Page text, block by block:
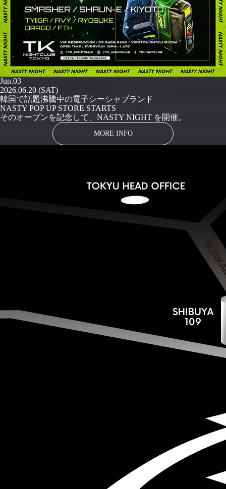
Jun.03
2026.06.20 (SAT)
韓国で話題沸騰中の電子シーシャブランド
NASTY POP UP STORE STARTS
そのオープンを記念して、NASTY NIGHT を開催。
MORE INFO